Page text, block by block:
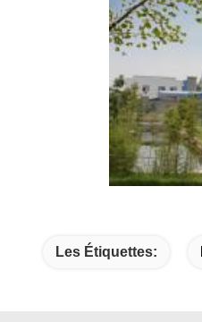
Les Étiquettes: